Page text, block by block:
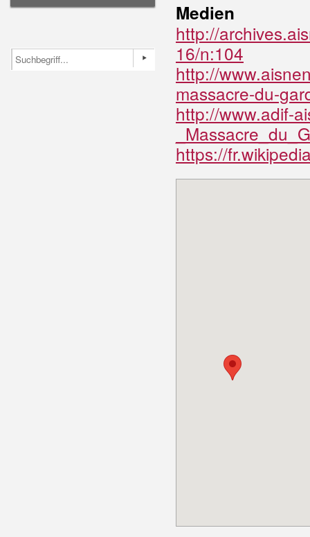
Medien
http://
16/n:104
http://
massacre-du-
http://www.adif-
https://